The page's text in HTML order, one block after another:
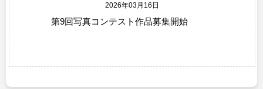
2026年03月16日
第9回写真コンテスト作品募集開始